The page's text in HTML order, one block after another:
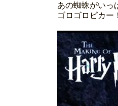
あの蜘蛛がいっ
ゴロゴロピカー